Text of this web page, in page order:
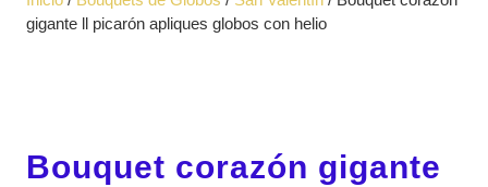
apertura
gigante ll picarón apliques globos con helio
Bouquet corazón gigante